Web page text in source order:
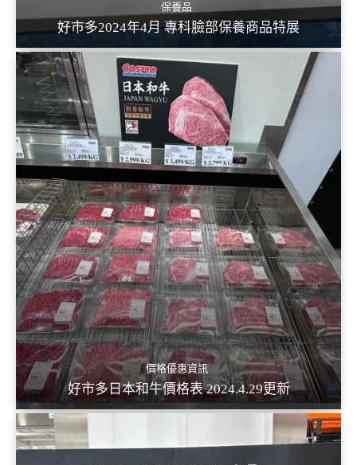
保養品
好市多2024年4月 專科臉部保養商品特展
價格優惠資訊
好市多日本和牛價格表 2024.4.29更新